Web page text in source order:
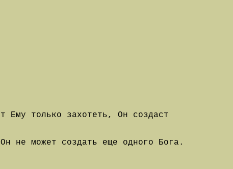
только захотеть, Он создаст
не может создать еще одного Бога.